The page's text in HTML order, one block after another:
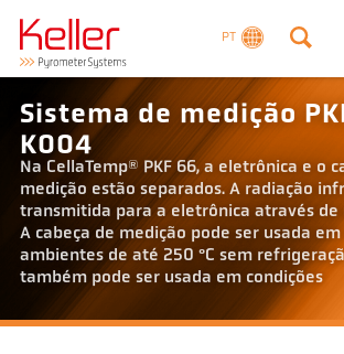
PT
Sistema de medição
K004
Na CellaTemp® PKF 66, a eletrônica e o
medição estão separados. A radiação
transmitida para a eletrônica através de
A cabeça de medição pode ser usada
ambientes de até 250 °C sem
também pode ser usada em condições